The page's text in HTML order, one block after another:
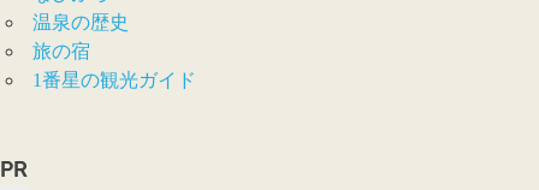
温泉の歴史
旅の宿
1番星の観光ガイド
PR